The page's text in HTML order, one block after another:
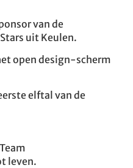
van de
uit Keulen.
open design-scherm
elftal van de
leven.